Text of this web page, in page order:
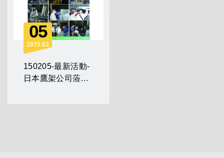
05
02
2015
150205-最新活動-
日本鷹架公司蒞廠